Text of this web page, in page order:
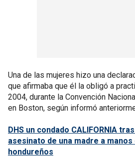
Una de las mujeres hizo una
que afirmaba que él la obligó a
2004, durante la Convención
en Boston, según informó
DHS un condado CALIFORNIA
asesinato de una madre a
hondureños